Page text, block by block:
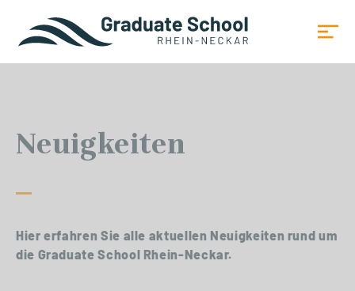
Neuigkeiten
Hier erfahren Sie alle aktuellen Neuigkeiten rund um
die Graduate School Rhein-Neckar.